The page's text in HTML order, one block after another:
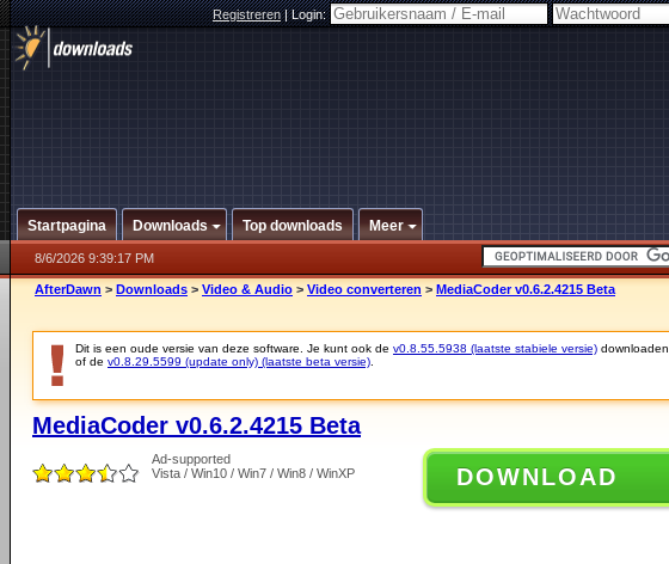
Registreren|Login:
Startpagina Downloads Top downloads Meer
8/6/2026 9:39:17 PM
AfterDawn > Downloads > Video & Audio > Video converteren > MediaCoder v0.6.2.4215 Beta
Dit is een oude versie van deze software. Je kunt ook de v0.8.55.5938 (laatste stabiele versie) downloaden.
of de v0.8.29.5599 (update only) (laatste beta versie)
MediaCoder v0.6.2.4215 Beta
Ad-supported
Vista / Win10 / Win7 / Win8 / WinXP
DOWNLOAD